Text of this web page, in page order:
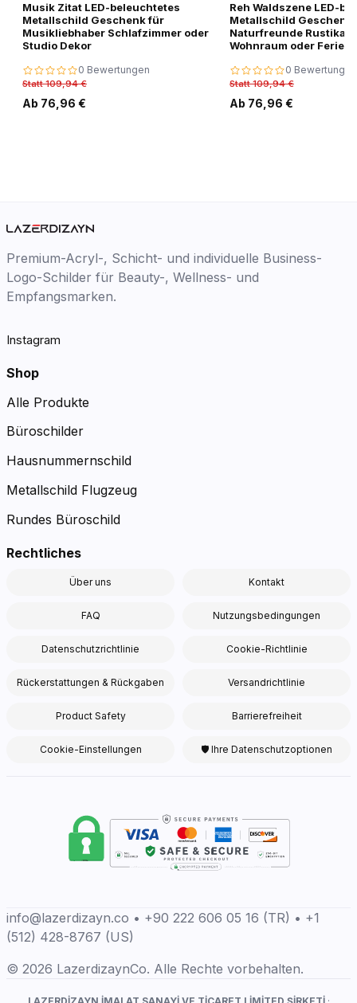
Musik Zitat LED-beleuchtetes
Metallschild Geschenk für
Musikliebhaber Schlafzimmer oder
Studio Dekor
0 Bewertungen
Statt 109,94 €
Ab 76,96 €
Reh Waldszene LED-
Metallschild Geschenk
Naturfreunde
Wohnraum oder
0 Bewertungen
Statt 109,94 €
Ab 76,96 €
Premium-Acryl-, Schicht- und individuelle Business-
Logo-Schilder für Beauty-, Wellness- und
Empfangsmarken.
Instagram
Shop
Alle Produkte
Büroschilder
Hausnummernschild
Metallschild Flugzeug
Rundes Büroschild
Rechtliches
Über uns Kontakt
FAQ Nutzungsbedingungen
Datenschutzrichtlinie Cookie-Richtlinie
Rückerstattungen & Rückgaben Versandrichtlinie
Product Safety Barrierefreiheit
Cookie-Einstellungen 🛡 Ihre Datenschutzoptionen
info@lazerdizayn.co • +90 222 606 05 16 (TR) • +1
(512) 428-8767 (US)
© 2026 LazerdizaynCo. Alle Rechte vorbehalten.